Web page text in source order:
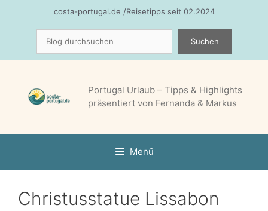
costa-portugal.de /Reisetipps seit 02.2024
Suchen
Portugal Urlaub – Tipps & Highlights
präsentiert von Fernanda & Markus
Menü
Christusstatue Lissabon